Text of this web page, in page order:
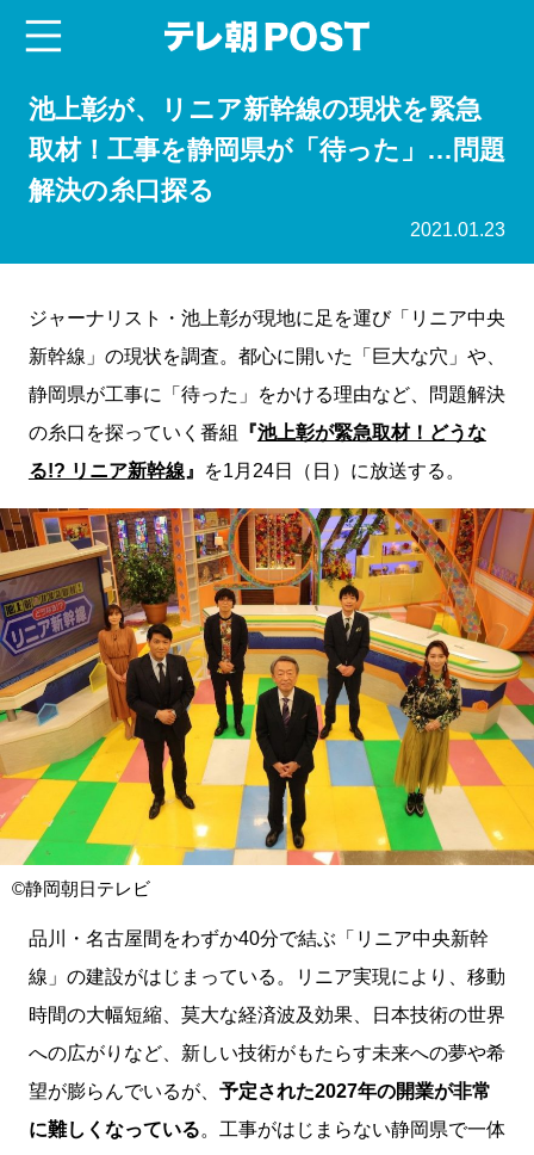
池上彰が、リニア新幹線の現状を緊急
取材！工事を静岡県が「待った」…問題
解決の糸口探る
2021.01.23
ジャーナリスト・池上彰が現地に足を運び「リニア中央
新幹線」の現状を調査。都心に開いた「巨大な穴」や、
静岡県が工事に「待った」をかける理由など、問題解決
の糸口を探っていく番組
『池上彰が緊急取材！どうな
る!? リニア新幹線』 を1月24日（日）に放送する。
©静岡朝日テレビ
品川・名古屋間をわずか40分で結ぶ「リニア中央新幹
線」の建設がはじまっている。リニア実現により、移動
時間の大幅短縮、莫大な経済波及効果、日本技術の世界
への広がりなど、新しい技術がもたらす未来への夢や希
望が膨らんでいるが、 予定された2027年の開業が非常
に難しくなっている。工事がはじまらない静岡県で一体